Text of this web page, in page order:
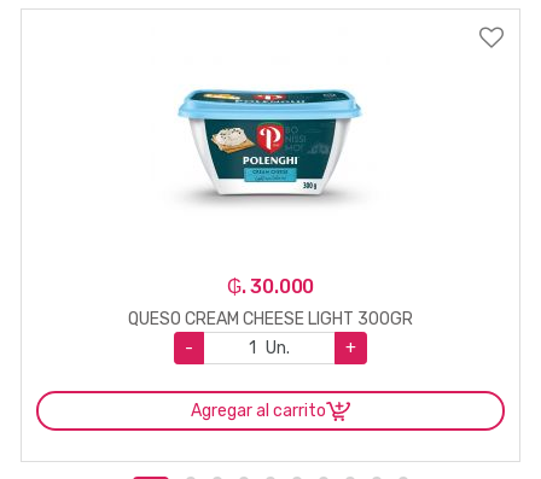
₲. 30.000
QUESO CREAM CHEESE LIGHT 300GR
-
Un. +
Agregar al carrito